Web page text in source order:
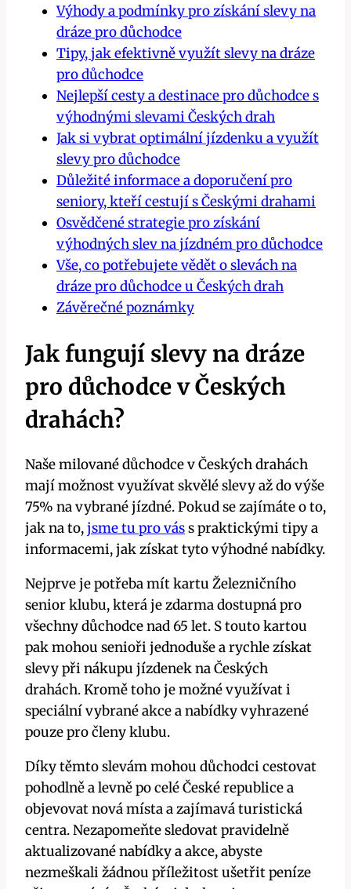
Výhody a podmínky pro získání slevy na
dráze pro důchodce
Tipy, jak efektivně využít slevy na dráze
pro důchodce
Nejlepší cesty a destinace pro důchodce s
výhodnými slevami Českých drah
Jak si vybrat optimální jízdenku a využít
slevy pro důchodce
Důležité informace a doporučení pro
seniory, kteří cestují s Českými drahami
Osvědčené strategie pro získání
výhodných slev na jízdném pro důchodce
Vše, co potřebujete vědět o slevách na
dráze pro důchodce u Českých drah
Závěrečné poznámky
Jak fungují slevy na dráze
pro důchodce v Českých
drahách?
Naše milované důchodce v Českých drahách
mají možnost využívat skvělé slevy až do výše
75% na vybrané jízdné. Pokud se zajímáte o to,
jak na to,jsme tu pro váss praktickými tipy a
informacemi, jak získat tyto výhodné nabídky.
Nejprve je potřeba mít kartu Železničního
senior klubu, která je zdarma dostupná pro
všechny důchodce nad 65 let. S touto kartou
pak mohou senioři jednoduše a rychle získat
slevy při nákupu jízdenek na Českých
drahách. Kromě toho je možné využívat i
speciální vybrané akce a nabídky vyhrazené
pouze pro členy klubu.
Díky těmto slevám mohou důchodci cestovat
pohodlně a levně po celé České republice a
objevovat nová místa a zajímavá turistická
centra. Nezapomeňte sledovat pravidelně
aktualizované nabídky a akce, abyste
nezmeškali žádnou příležitost ušetřit peníze